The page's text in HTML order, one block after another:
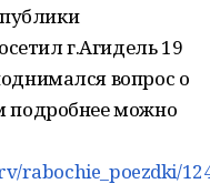
г.Агидель 19
вопрос о
подробнее можно
rabochie_poezdki/